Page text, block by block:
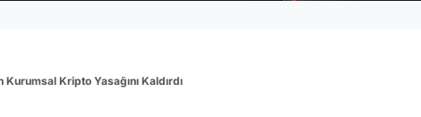
Kurumsal Kripto Yasağını Kaldırdı